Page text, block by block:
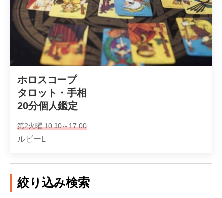
ホロスコープ
タロット・手相
20分個人鑑定
第2火曜 10:30～17:00
ルビーL
絞り込み検索